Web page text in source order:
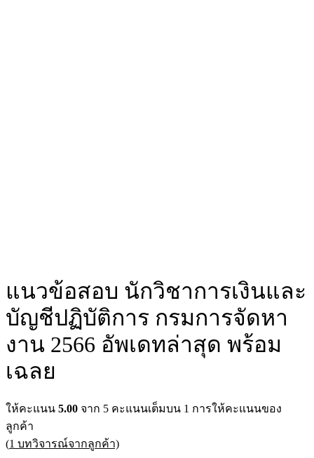
แนวข้อสอบ นักวิชาการเงินและ
บัญชีปฏิบัติการ กรมการจัดหา
งาน 2566 อัพเดทล่าสุด พร้อม
เฉลย
ให้คะแนน 5.00 จาก 5 คะแนนเต็มบน 1 การให้คะแนนของ
ลูกค้า
(1 บทวิจารณ์จากลูกค้า)